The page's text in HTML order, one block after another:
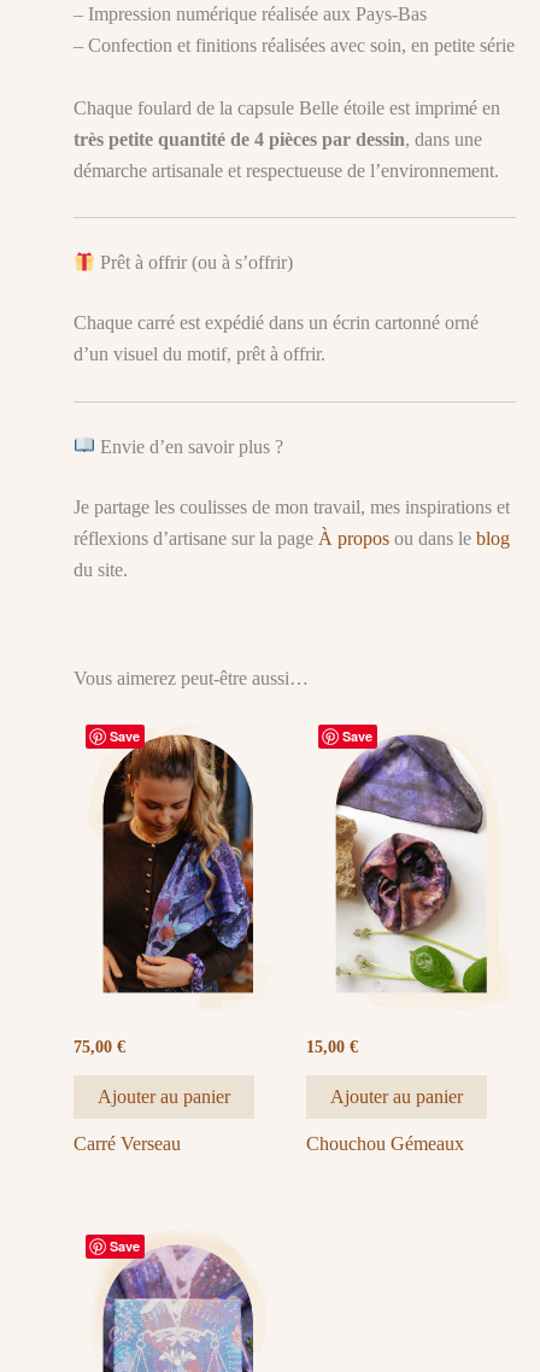
– Impression numérique réalisée aux Pays-Bas
– Confection et finitions réalisées avec soin, en petite série
Chaque foulard de la capsule Belle étoile est imprimé en
très petite quantité de 4 pièces par dessin, dans une
démarche artisanale et respectueuse de l’environnement.
Prêt à offrir (ou à s’offrir)
Chaque carré est expédié dans un écrin cartonné orné
d’un visuel du motif, prêt à offrir.
Envie d’en savoir plus ?
Je partage les coulisses de mon travail, mes inspirations et
réflexions d’artisane sur la page À proposou dans le blog
du site.
Vous aimerez peut-être aussi…
Save
75,00 €
Ajouter au panier
Carré Verseau
Save
15,00€
Ajouter au panier
Chouchou Gémeaux
Save